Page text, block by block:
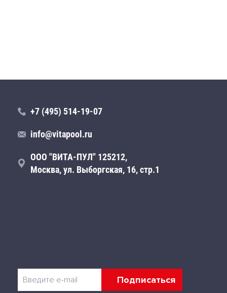
+7 (495) 514-19-07
info@vitapool.ru
ООО "ВИТА-ПУЛ" 125212,
Москва, ул. Выборгская, 16, стр.1